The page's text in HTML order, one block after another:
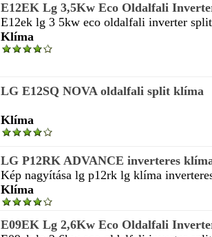
E12EK Lg 3,5Kw Eco Oldalfali
E12ek lg 3 5kw eco oldalfali inverter
Klíma
LG E12SQ NOVA oldalfali split klíma
Klíma
LG P12RK ADVANCE inverteres
Kép nagyítása lg p12rk lg klíma
Klíma
E09EK Lg 2,6Kw Eco Oldalfali